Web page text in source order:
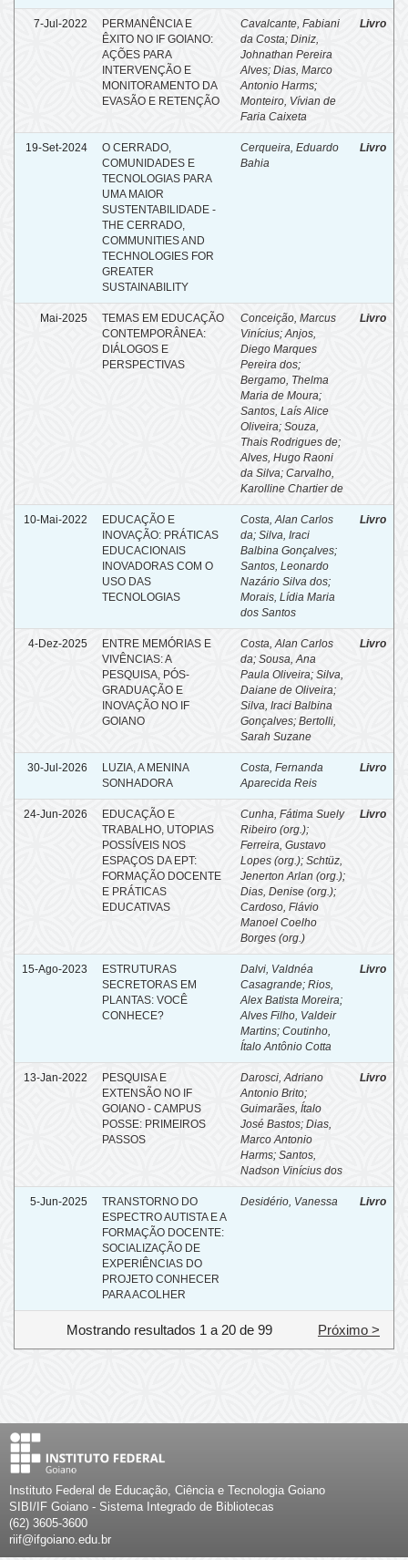
7-Jul-2022
PERMANÊNCIA E
ÊXITO NO IF GOIANO:
AÇÕES PARA
INTERVENÇÃO E
MONITORAMENTO DA
EVASÃO E RETENÇÃO
Cavalcante, Fabiani
da Costa; Diniz,
Johnathan Pereira
Alves; Dias, Marco
Antonio Harms;
Monteiro, Vívian de
Faria Caixeta
Livro
19-Set-2024
O CERRADO,
COMUNIDADES E
TECNOLOGIAS PARA
UMA MAIOR
SUSTENTABILIDADE -
THE CERRADO,
COMMUNITIES AND
TECHNOLOGIES FOR
GREATER
SUSTAINABILITY
Cerqueira, Eduardo
Bahia
Livro
Mai-2025
TEMAS EM EDUCAÇÃO
CONTEMPORÂNEA:
DIÁLOGOS E
PERSPECTIVAS
Conceição, Marcus
Vinícius; Anjos,
Diego Marques
Pereira dos;
Bergamo, Thelma
Maria de Moura;
Santos, Laís Alice
Oliveira; Souza,
Thais Rodrigues de;
Alves, Hugo Raoni
da Silva; Carvalho,
Karolline Chartier de
Livro
10-Mai-2022
EDUCAÇÃO E
INOVAÇÃO: PRÁTICAS
EDUCACIONAIS
INOVADORAS COM O
USO DAS
TECNOLOGIAS
Costa, Alan Carlos
da; Silva, Iraci
Balbina Gonçalves;
Santos, Leonardo
Nazário Silva dos;
Morais, Lídia Maria
dos Santos
Livro
4-Dez-2025
ENTRE MEMÓRIAS E
VIVÊNCIAS: A
PESQUISA, PÓS-
GRADUAÇÃO E
INOVAÇÃO NO IF
GOIANO
Costa, Alan Carlos
da; Sousa, Ana
Paula Oliveira; Silva,
Daiane de Oliveira;
Silva, Iraci Balbina
Gonçalves; Bertolli,
Sarah Suzane
Livro
30-Jul-2026
LUZIA, A MENINA
SONHADORA
Costa, Fernanda
Aparecida Reis
Livro
24-Jun-2026
EDUCAÇÃO E
TRABALHO, UTOPIAS
POSSÍVEIS NOS
ESPAÇOS DA EPT:
FORMAÇÃO DOCENTE
E PRÁTICAS
EDUCATIVAS
Cunha, Fátima Suely
Ribeiro (org.);
Ferreira, Gustavo
Lopes (org.); Schtüz,
Jenerton Arlan (org.);
Dias, Denise (org.);
Cardoso, Flávio
Manoel Coelho
Borges (org.)
Livro
15-Ago-2023
ESTRUTURAS
SECRETORAS EM
PLANTAS: VOCÊ
CONHECE?
Dalvi, Valdnéa
Casagrande; Rios,
Alex Batista Moreira;
Alves Filho, Valdeir
Martins; Coutinho,
Ítalo Antônio Cotta
Livro
13-Jan-2022
PESQUISA E
EXTENSÃO NO IF
GOIANO - CAMPUS
POSSE: PRIMEIROS
PASSOS
Darosci, Adriano
Antonio Brito;
Guimarães, Ítalo
José Bastos; Dias,
Marco Antonio
Harms; Santos,
Nadson Vinícius dos
Livro
5-Jun-2025
TRANSTORNO DO
ESPECTRO AUTISTA E A
FORMAÇÃO DOCENTE:
SOCIALIZAÇÃO DE
EXPERIÊNCIAS DO
PROJETO CONHECER
PARA ACOLHER
Desidério, Vanessa Livro
Mostrando resultados 1 a 20 de 99 Próximo >
Instituto Federal de Educação, Ciência e Tecnologia Goiano
SIBI/IF Goiano - Sistema Integrado de Bibliotecas
(62) 3605-3600
riif@ifgoiano.edu.br